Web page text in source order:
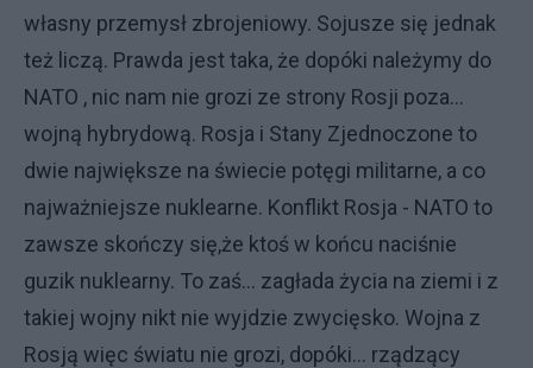
własny przemysł zbrojeniowy. Sojusze się jednak
też liczą. Prawda jest taka, że dopóki należymy do
NATO , nic nam nie grozi ze strony Rosji poza...
wojną hybrydową. Rosja i Stany Zjednoczone to
dwie największe na świecie potęgi militarne, a co
najważniejsze nuklearne. Konflikt Rosja - NATO to
zawsze skończy się,że ktoś w końcu naciśnie
guzik nuklearny. To zaś... zagłada życia na ziemi i z
takiej wojny nikt nie wyjdzie zwycięsko. Wojna z
Rosją więc światu nie grozi, dopóki... rządzący